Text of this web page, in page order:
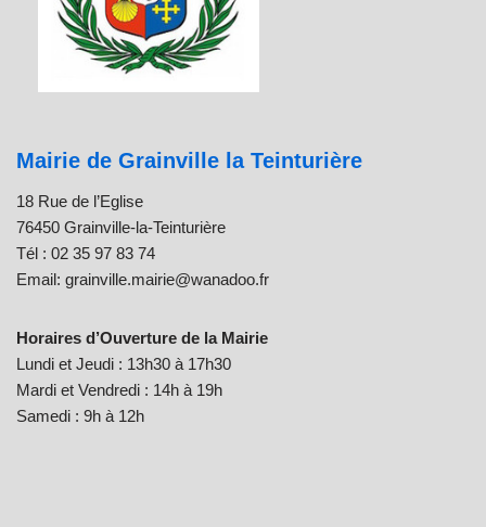
Mairie de Grainville la Teinturière
18 Rue de l’Eglise
76450 Grainville-la-Teinturière
Tél : 02 35 97 83 74
Email: grainville.mairie@wanadoo.fr
Horaires d’Ouverture de la Mairie
Lundi et Jeudi : 13h30 à 17h30
Mardi et Vendredi : 14h à 19h
Samedi : 9h à 12h